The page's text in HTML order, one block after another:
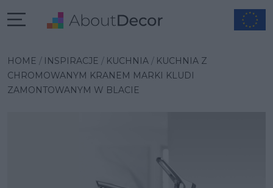
HOME INSPIRACJE KUCHNIA
KUCHNIA Z
CHROMOWANYM KRANEM MARKI KLUDI
ZAMONTOWANYM W BLACIE